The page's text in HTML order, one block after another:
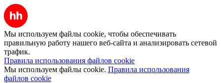
Мы используем файлы cookie, чтобы обеспечивать
правильную работу нашего веб-сайта и анализировать сетевой
трафик.
Правила использования файлов cookie
Мы используем файлы cookie. Правила использования
файлов cookie